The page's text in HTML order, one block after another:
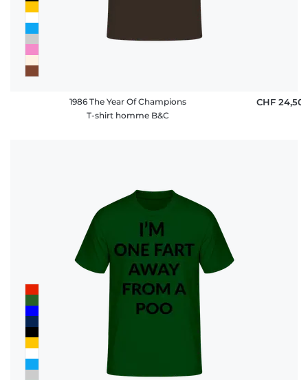
1986 The Year Of Champions
T-shirt homme B&C
CHF 24,50